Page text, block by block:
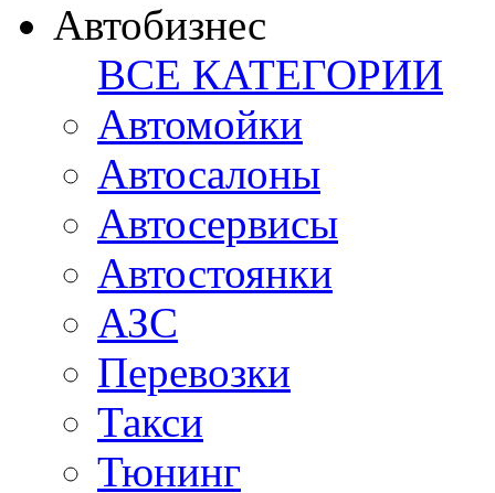
Автобизнес
ВСЕ КАТЕГОРИИ
Автомойки
Автосалоны
Автосервисы
Автостоянки
АЗС
Перевозки
Такси
Тюнинг